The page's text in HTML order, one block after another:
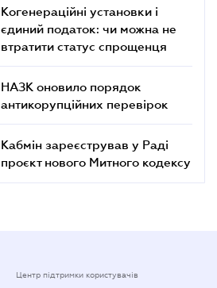
Когенераційні установки і
єдиний податок: чи можна не
втратити статус спрощенця
НАЗК оновило порядок
антикорупційних перевірок
Кабмін зареєстрував у Раді
проєкт нового Митного кодексу
Центр підтримки користувачів